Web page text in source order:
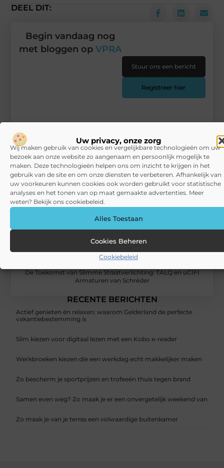
Uw privacy, onze zorg
Wij maken gebruik van cookies en vergelijkbare technologieën om uw
bezoek aan onze website zo aangenaam en persoonlijk mogelijk te
maken. Deze technologieën helpen ons om inzicht te krijgen in het
gebruik van de site en om onze diensten te verbeteren. Afhankelijk van
uw voorkeuren kunnen cookies ook worden gebruikt voor statistische
analyses en het tonen van op maat gemaakte advertenties. Meer
weten? Bekijk ons cookiebeleid.
Alles Toestaan
Cookies Beheren
Cookiebeleid
DEEL DIT:
De Toekomst van Slimme Straatverlichting: TALQ en uCIFI
Armaturen van Schréder
RECENTE BERICHTEN
Actief genieten én relaxen: waarom Gelderland de perfecte
vakantiebestemming is
Slim kiezen voor digitaal lezen met een Kobo e-reader
Werkbroeken kiezen die een werkdag echt makkelijker maken
Zo bescherm je sportprijzen en trofeeën thuis tegen brand
Samen even weg? Zo maak je er een onvergetelijk weekend van
Zo maak je van je terras een volwaardige buitenkamer
Begin vandaag nog
met bloggen opVPRA
Stuur ons een bericht
Registreer hier